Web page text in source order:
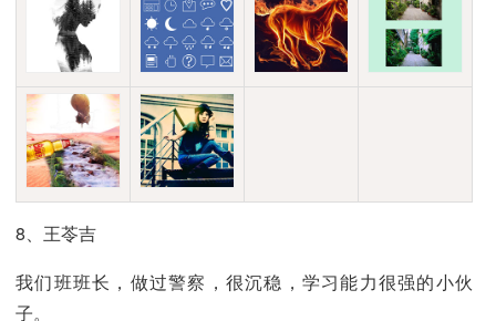
8、王苓吉
我们班班长，做过警察，很沉稳，学习能力很强的小伙
子。